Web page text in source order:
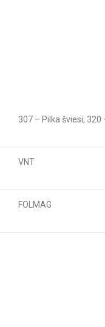
307 – Pilka šviesi,
VNT
FOLMAG